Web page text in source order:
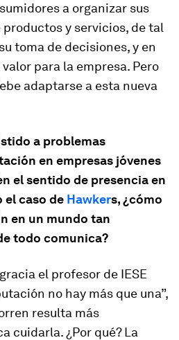
a organizar sus
y servicios, de tal
toma de decisiones, y en
para la empresa. Pero
adaptarse a esta nueva
a problemas
en empresas jóvenes
el sentido de presencia en
el caso de Hawkers, ¿cómo
en un mundo tan
todo comunica?
el profesor de IESE
no hay más que una”,
resulta más
cuidarla. ¿Por qué? La